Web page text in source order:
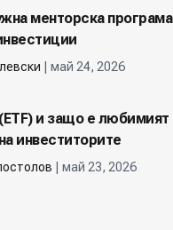
менторска програма
| май 24, 2026
и защо е любимият
инвеститорите
| май 23, 2026